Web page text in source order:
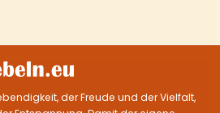
der Freude und der Vielfalt,